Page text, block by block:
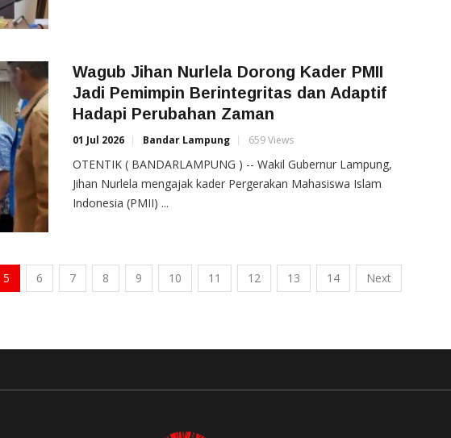
Wagub Jihan Nurlela Dorong Kader PMII
Jadi Pemimpin Berintegritas dan Adaptif
Hadapi Perubahan Zaman
01 Jul 2026 Bandar Lampung 659 Views
OTENTIK ( BANDARLAMPUNG ) -- Wakil Gubernur Lampung,
Jihan Nurlela mengajak kader Pergerakan Mahasiswa Islam
Indonesia (PMII) ...
5 6 7 8 9 10 11 12 13 14
Next